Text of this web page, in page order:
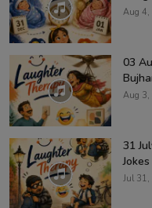
Aug
03
Aug
31
Jul